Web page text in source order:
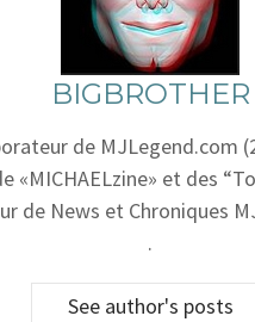
BIGBROTHER
de MJLegend.com
«MICHAELzine» et des
de News et Chroniques
.
See author's posts